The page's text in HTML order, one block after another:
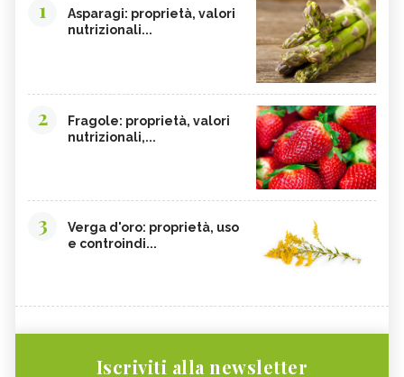
1
Asparagi: proprietà, valori
nutrizionali...
2
Fragole: proprietà, valori
nutrizionali,...
3
Verga d'oro: proprietà, uso
e controindi...
Iscriviti alla newsletter